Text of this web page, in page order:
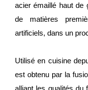
acier émaillé haut de
de matières
artificiels, dans un
Utilisé en cuisine
est obtenu par la
alliant les qualités du